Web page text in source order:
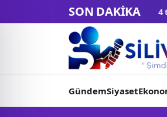
SON DAKİKA
tarihi eşik: 4 ticari araç final testlerinde
GündemSiyaset